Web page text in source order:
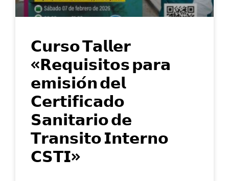
𝗖𝘂𝗿𝘀𝗼 𝗧𝗮𝗹𝗹𝗲𝗿
«𝗥𝗲𝗾𝘂𝗶𝘀𝗶𝘁𝗼𝘀 𝗽𝗮𝗿𝗮
𝗲𝗺𝗶𝘀𝗶𝗼́𝗻 𝗱𝗲𝗹
𝗖𝗲𝗿𝘁𝗶𝗳𝗶𝗰𝗮𝗱𝗼
𝗦𝗮𝗻𝗶𝘁𝗮𝗿𝗶𝗼 𝗱𝗲
𝗧𝗿𝗮𝗻𝘀𝗶𝘁𝗼 𝗜𝗻𝘁𝗲𝗿𝗻𝗼
𝗖𝗦𝗧𝗜»